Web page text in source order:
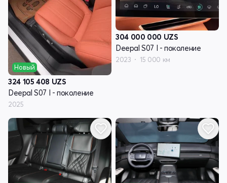
Новый
324 105 408 UZS
Deepal S07 I - поколение
2025
304 000 000 UZS
Deepal S07 I - поколение
2023 15 000 км